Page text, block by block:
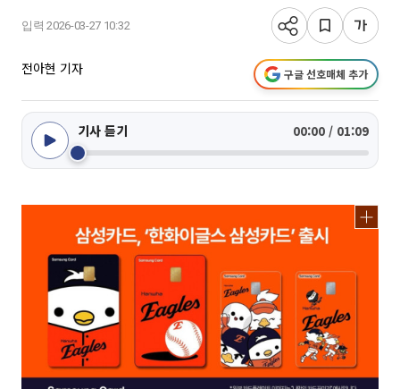
입력 2026-03-27 10:32
전아현 기자 구글 선호매체 추가
기사 듣기 00:00 / 01:09